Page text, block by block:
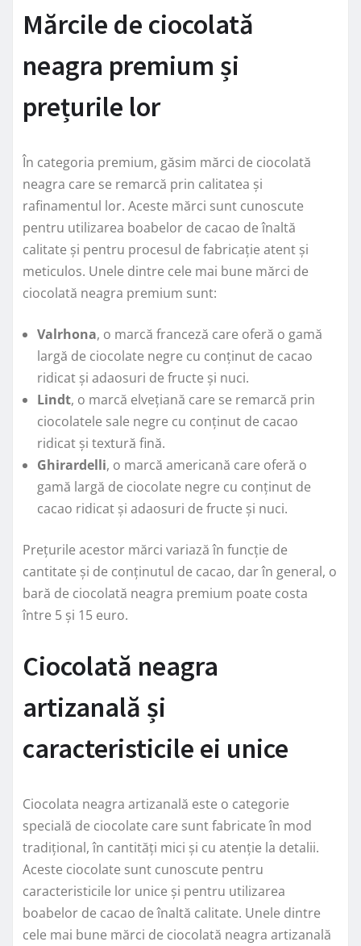
Mărcile de ciocolată
neagra premium și
prețurile lor
În categoria premium, găsim mărci de ciocolată
neagra care se remarcă prin calitatea și
rafinamentul lor. Aceste mărci sunt cunoscute
pentru utilizarea boabelor de cacao de înaltă
calitate și pentru procesul de fabricație atent și
meticulos. Unele dintre cele mai bune mărci de
ciocolată neagra premium sunt:
Valrhona, o marcă franceză care oferă o gamă
largă de ciocolate negre cu conținut de cacao
ridicat și adaosuri de fructe și nuci.
Lindt, o marcă elvețiană care se remarcă prin
ciocolatele sale negre cu conținut de cacao
ridicat și textură fină.
Ghirardelli, o marcă americană care oferă o
gamă largă de ciocolate negre cu conținut de
cacao ridicat și adaosuri de fructe și nuci.
Prețurile acestor mărci variază în funcție de
cantitate și de conținutul de cacao, dar în general, o
bară de ciocolată neagra premium poate costa
între 5 și 15 euro.
Ciocolată neagra
artizanală și
caracteristicile ei unice
Ciocolata neagra artizanală este o categorie
specială de ciocolate care sunt fabricate în mod
tradițional, în cantități mici și cu atenție la detalii.
Aceste ciocolate sunt cunoscute pentru
caracteristicile lor unice și pentru utilizarea
boabelor de cacao de înaltă calitate. Unele dintre
cele mai bune mărci de ciocolată neagra artizanală